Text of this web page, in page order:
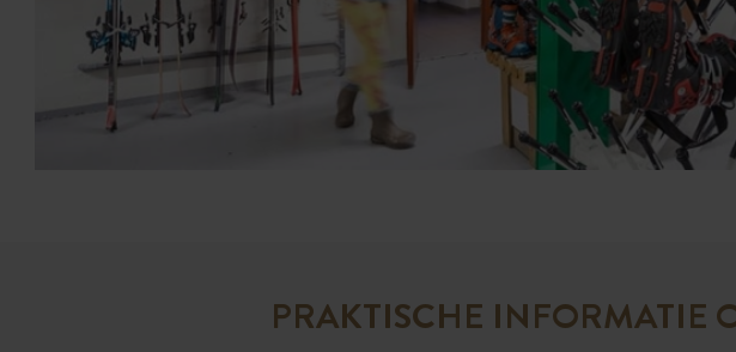
PRAKTISCHE INFORMATIE